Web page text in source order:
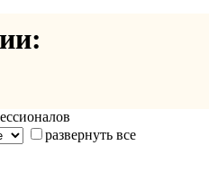
развернуть все